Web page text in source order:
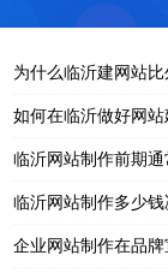
为什么临沂建网站
如何在临沂做好网站
临沂网站制作前期
临沂网站制作多少
企业网站制作在品